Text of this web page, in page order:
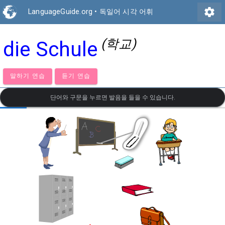
LanguageGuide.org • 독일어 시각 어휘 settings
die Schule (학교)
말하기 연습 듣기 연습
단어와 구문을 누르면 발음을 들을 수 있습니다.